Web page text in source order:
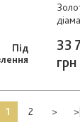
Під
33
грн
1 2 > >|